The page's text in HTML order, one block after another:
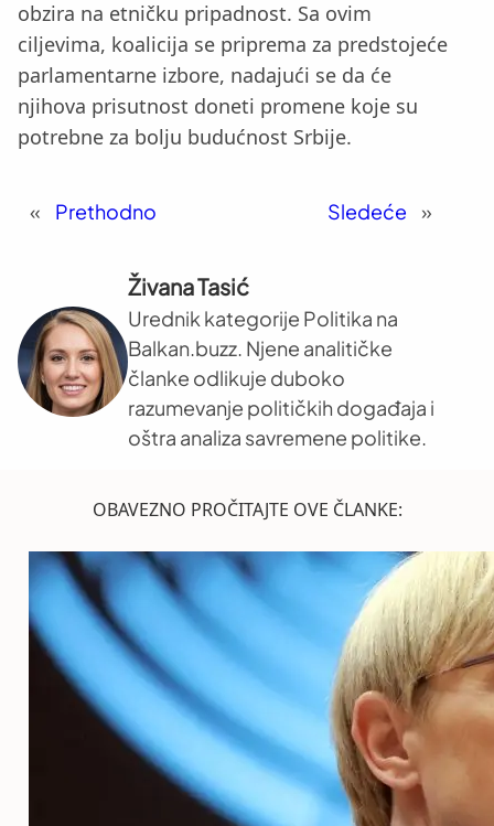
obzira na etničku pripadnost. Sa ovim
ciljevima, koalicija se priprema za predstojeće
parlamentarne izbore, nadajući se da će
njihova prisutnost doneti promene koje su
potrebne za bolju budućnost Srbije.
« Prethodno Sledeće »
Živana Tasić
Urednik kategorije Politika na
Balkan.buzz. Njene analitičke
članke odlikuje duboko
razumevanje političkih događaja i
oštra analiza savremene politike.
OBAVEZNO PROČITAJTE OVE ČLANKE: